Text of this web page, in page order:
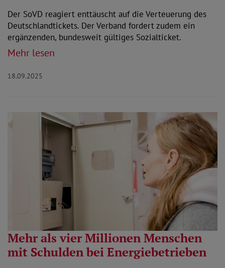
Der SoVD reagiert enttäuscht auf die Verteuerung des
Deutschlandtickets. Der Verband fordert zudem ein
ergänzenden, bundesweit gültiges Sozialticket.
Mehr lesen
18.09.2025
Mehr als vier Millionen Menschen
mit Schulden bei Energiebetrieben